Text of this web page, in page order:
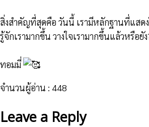
สิ่งสำคัญที่สุดคือ วันนี้ เรามีหลักฐานที่แสด
รู้จักเรามากขึ้น วางใจเรามากขึ้นแล้วหรือยัง
ทอมมี่
จำนวนผู้อ่าน : 448
Leave a Reply